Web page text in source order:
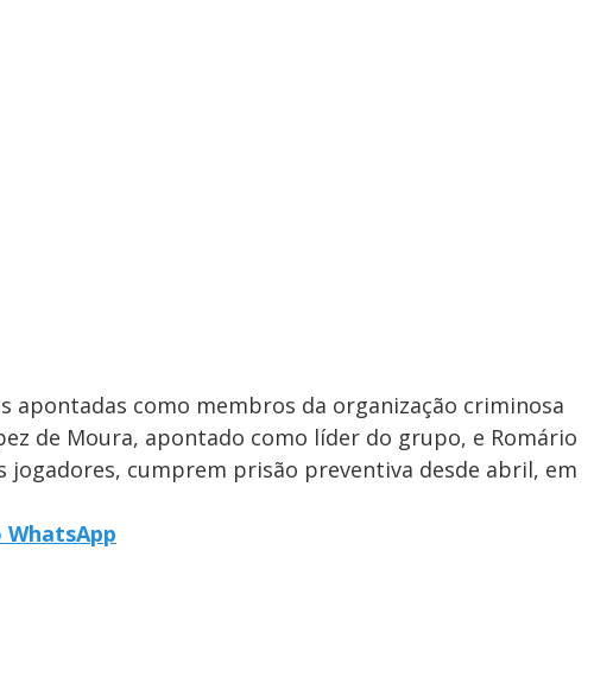
apontadas como membros da organização criminosa
de Moura, apontado como líder do grupo, e Romário
jogadores, cumprem prisão preventiva desde abril, em